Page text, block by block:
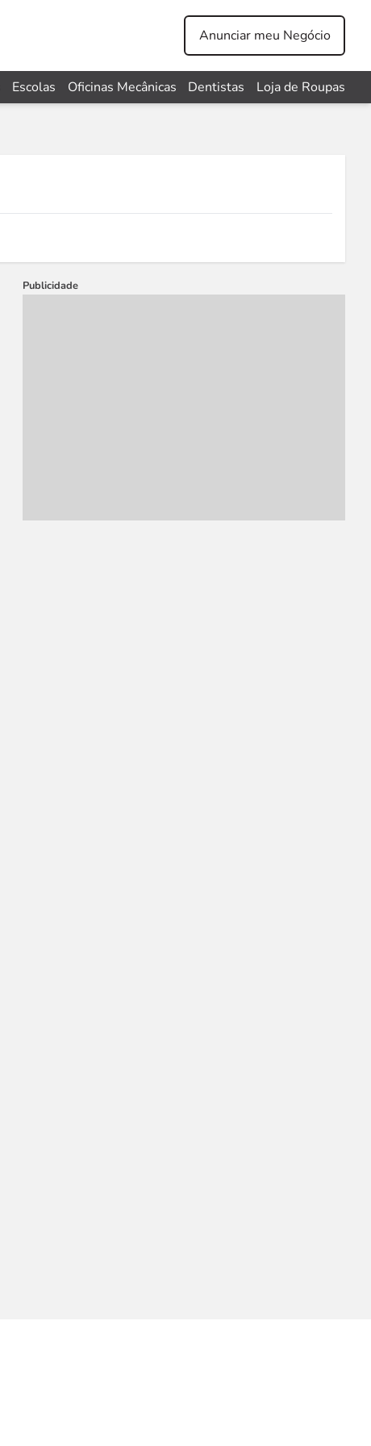
Anunciar meu Negócio
Escolas Oficinas Mecânicas Dentistas Loja de Roupas
Publicidade